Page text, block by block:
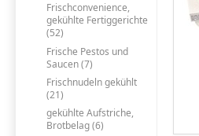
Frischconvenience,
gekühlte Fertiggerichte
(52)
Frische Pestos und
Saucen (7)
Frischnudeln gekühlt
(21)
gekühlte Aufstriche,
Brotbelag (6)